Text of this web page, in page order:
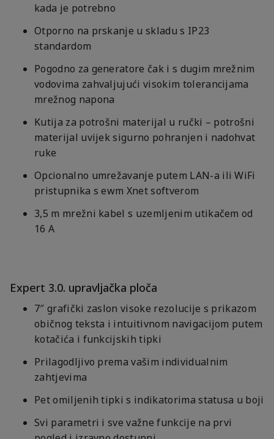
kada je potrebno
Otporno na prskanje u skladu s IP23
standardom
Pogodno za generatore čak i s dugim mrežnim
vodovima zahvaljujući visokim tolerancijama
mrežnog napona
Kutija za potrošni materijal u ručki – potrošni
materijal uvijek sigurno pohranjen i nadohvat
ruke
Opcionalno umrežavanje putem LAN-a ili WiFi
pristupnika s ewm Xnet softverom
3,5 m mrežni kabel s uzemljenim utikačem od
16 A
Expert 3.0. upravljačka ploča
7″ grafički zaslon visoke rezolucije s prikazom
običnog teksta i intuitivnom navigacijom putem
kotačića i funkcijskih tipki
Prilagodljivo prema vašim individualnim
zahtjevima
Pet omiljenih tipki s indikatorima statusa u boji
Svi parametri i sve važne funkcije na prvi